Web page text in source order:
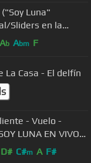
Luna"
Sliders en la
Ab Abm F
La Casa - El delfín
- Vuelo -
LUNA EN VIVO
D# C#m A F#